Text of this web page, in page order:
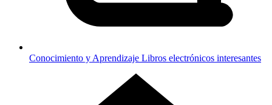
Conocimiento y Aprendizaje Libros electrónicos interesantes